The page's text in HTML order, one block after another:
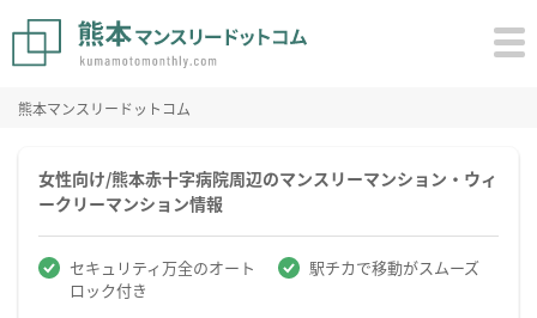
熊本マンスリードットコム
女性向け/熊本赤十字病院周辺のマンスリーマンション・ウィ
ークリーマンション情報
セキュリティ万全のオート
ロック付き
駅チカで移動がスムーズ